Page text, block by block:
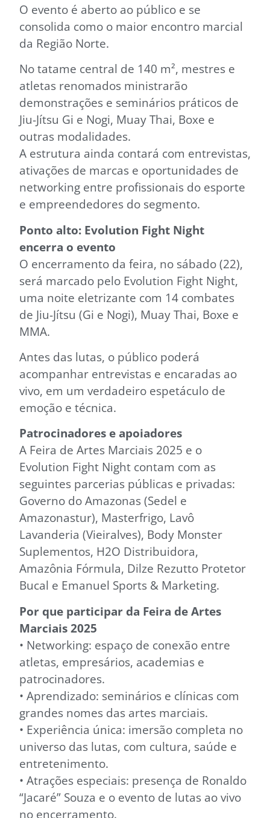
O evento é aberto ao público e se
consolida como o maior encontro marcial
da Região Norte.
No tatame central de 140 m², mestres e
atletas renomados ministrarão
demonstrações e seminários práticos de
Jiu-Jítsu Gi e Nogi, Muay Thai, Boxe e
outras modalidades.
A estrutura ainda contará com entrevistas,
ativações de marcas e oportunidades de
networking entre profissionais do esporte
e empreendedores do segmento.
Ponto alto: Evolution Fight Night
encerra o evento
O encerramento da feira, no sábado (22),
será marcado pelo Evolution Fight Night,
uma noite eletrizante com 14 combates
de Jiu-Jítsu (Gi e Nogi), Muay Thai, Boxe e
MMA.
Antes das lutas, o público poderá
acompanhar entrevistas e encaradas ao
vivo, em um verdadeiro espetáculo de
emoção e técnica.
Patrocinadores e apoiadores
A Feira de Artes Marciais 2025 e o
Evolution Fight Night contam com as
seguintes parcerias públicas e privadas:
Governo do Amazonas (Sedel e
Amazonastur), Masterfrigo, Lavô
Lavanderia (Vieiralves), Body Monster
Suplementos, H2O Distribuidora,
Amazônia Fórmula, Dilze Rezutto Protetor
Bucal e Emanuel Sports & Marketing.
Por que participar da Feira de Artes
Marciais 2025
• Networking: espaço de conexão entre
atletas, empresários, academias e
patrocinadores.
• Aprendizado: seminários e clínicas com
grandes nomes das artes marciais.
• Experiência única: imersão completa no
universo das lutas, com cultura, saúde e
entretenimento.
• Atrações especiais: presença de Ronaldo
“Jacaré” Souza e o evento de lutas ao vivo
no encerramento.